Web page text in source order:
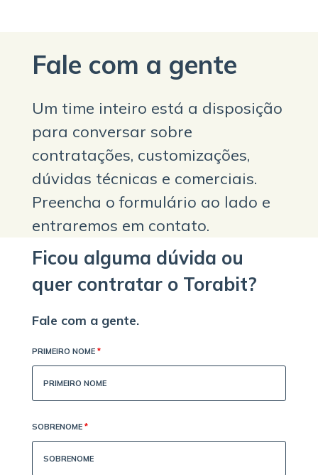
Fale com a gente
Um time inteiro está a disposição
para conversar sobre
contratações, customizações,
dúvidas técnicas e comerciais.
Preencha o formulário ao lado e
entraremos em contato.
Ficou alguma dúvida ou
quer contratar o Torabit?
Fale com a gente.
PRIMEIRO NOME *
SOBRENOME *